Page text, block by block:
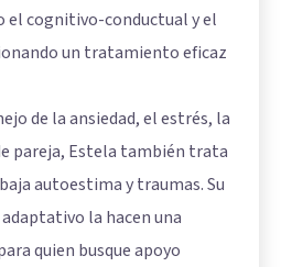
el cognitivo-conductual y el
un tratamiento eficaz
de la ansiedad, el estrés, la
pareja, Estela también trata
autoestima y traumas. Su
la hacen una
quien busque apoyo